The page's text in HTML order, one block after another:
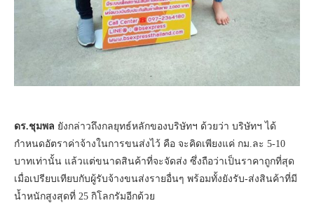
ดร.ชุมพล ยังกล่าวถึงกลยุทธ์หลักของบริษัทฯ ด้วยว่า บริษัทฯ ได้
กำหนดอัตราค่าจ้างในการขนส่งไว้ คือ จะคิดเพียงแค่ กม.ละ 5-10
บาทเท่านั้น แล้วแต่ขนาดสินค้าที่จะจัดส่ง ซึ่งถือว่าเป็นราคาถูกที่สุด
เมื่อเปรียบเทียบกับผู้รับจ้างขนส่งรายอื่นๆ พร้อมทั้งยังรับ-ส่งสินค้าที่มี
น้ำหนักสูงสุดที่ 25 กิโลกรัมอีกด้วย